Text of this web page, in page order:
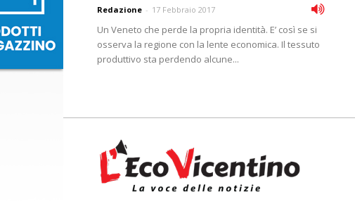
Redazione - 17 Febbraio 2017
Un Veneto che perde la propria identità. E’ così se si
osserva la regione con la lente economica. Il tessuto
produttivo sta perdendo alcune...